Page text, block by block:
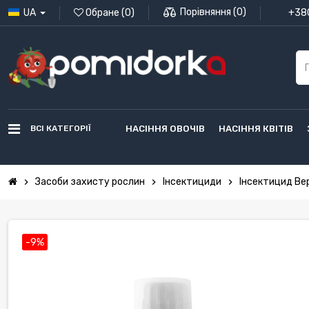
UA Обране (0) Порівняння (0)
ВСІ КАТЕГОРІЇ НАСІННЯ ОВОЧІВ НАСІННЯ КВІТІВ
chevron_right Засоби захисту рослин chevron_right Інсектициди chevron_right Інсектицид
-9%